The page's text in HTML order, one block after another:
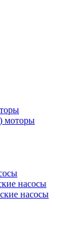
моторы
насосы
насосы